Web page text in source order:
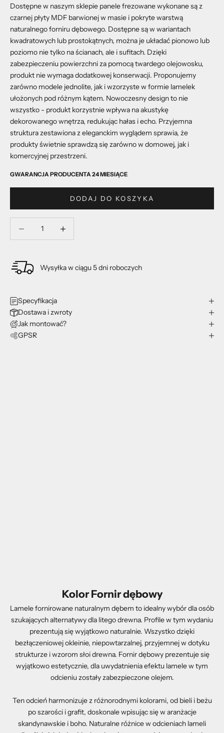
Dostępne w naszym sklepie panele frezowane wykonane są z
czarnej płyty MDF barwionej w masie i pokryte warstwą
naturalnego forniru dębowego. Dostępne są w wariantach
kwadratowych lub prostokątnych, można je układać pionowo lub
poziomo nie tylko na ścianach, ale i sufitach. Dzięki
zabezpieczeniu powierzchni za pomocą twardego olejowosku,
produkt nie wymaga dodatkowej konserwacji. Proponujemy
zarówno modele jednolite, jak i wzorzyste w formie lamelek
ułożonych pod różnym kątem. Nowoczesny design to nie
wszystko - produkt korzystnie wpływa na akustykę
dekorowanego wnętrza, redukując hałas i echo. Przyjemna
struktura zestawiona z eleganckim wyglądem sprawia, że
produkty świetnie sprawdzą się zarówno w domowej, jak i
komercyjnej przestrzeni.
GWARANCJA PRODUCENTA 24 MIESIĄCE
DODAJ DO KOSZYKA
Wysyłka w ciągu 5 dni roboczych
Specyfikacja
Dostawa i zwroty
Jak montować?
GPSR
Kolor Fornir dębowy
Lamele fornirowane naturalnym dębem to idealny wybór dla osób
szukających alternatywy dla litego drewna. Profile w tym wydaniu
prezentują się wyjątkowo naturalnie. Wszystko dzięki
bezłączeniowej okleinie, niepowtarzalnej, przyjemnej w dotyku
strukturze i wzorom słoi drewna. Fornir dębowy prezentuje się
wyjątkowo estetycznie, dla uwydatnienia efektu lamele w tym
odcieniu zostały zabezpieczone olejem.
Ten odcień harmonizuje z różnorodnymi kolorami, od bieli i beżu
po szarości i grafit, doskonale wpisując się w aranżacje
skandynawskie i boho. Naturalne różnice w odcieniach lameli